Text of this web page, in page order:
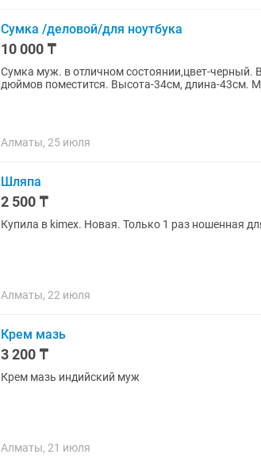
Сумка /деловой/для ноутбука
10 000 ₸
Сумка муж. в отличном состоянии,цвет-черный.
дюймов поместится. Высота-34см, длина-43см.
Алматы, 25 июля
Шляпа
2 500 ₸
Купила в kimex. Новая. Только 1 раз ношенная
Алматы, 22 июля
Крем мазь
3 200 ₸
Крем мазь индийский муж
Алматы, 21 июля